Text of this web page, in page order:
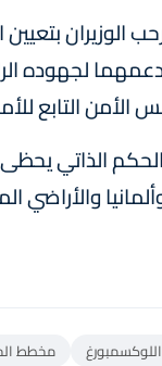
الوزيران
لجهوده
الأمن التابع
الذاتي يحظى
مخطط